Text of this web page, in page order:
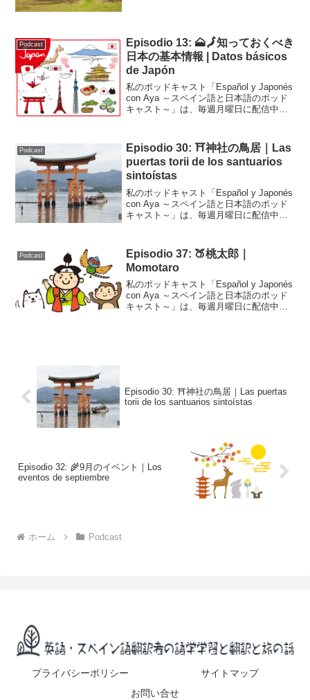
Podcast
Episodio 13: 🗻🗾知っておくべき
日本の基本情報 | Datos básicos
de Japón
私のポッドキャスト「Español y Japonés
con Aya ～スペイン語と日本語のポッド
キャスト～」は、毎週月曜日に配信中で
ました。ここだけの話、まだまだ編集...
Podcast
Episodio 30: ⛩神社の鳥居｜Las
puertas torii de los santuarios
sintoístas
私のポッドキャスト「Español y Japonés
con Aya ～スペイン語と日本語のポッド
キャスト～」は、毎週月曜日に配信中で
Podcast
Episodio 37: 🍑桃太郎｜
Momotaro
私のポッドキャスト「Español y Japonés
con Aya ～スペイン語と日本語のポッド
キャスト～」は、毎週月曜日に配信中で
Episodio 30: ⛩神社の鳥居｜Las puertas
torii de los santuarios sintoístas
Episodio 32: 🌾9月のイベント｜Los
eventos de septiembre
ホーム Podcast
プライバシーポリシー
サイトマップ
お問い合せ